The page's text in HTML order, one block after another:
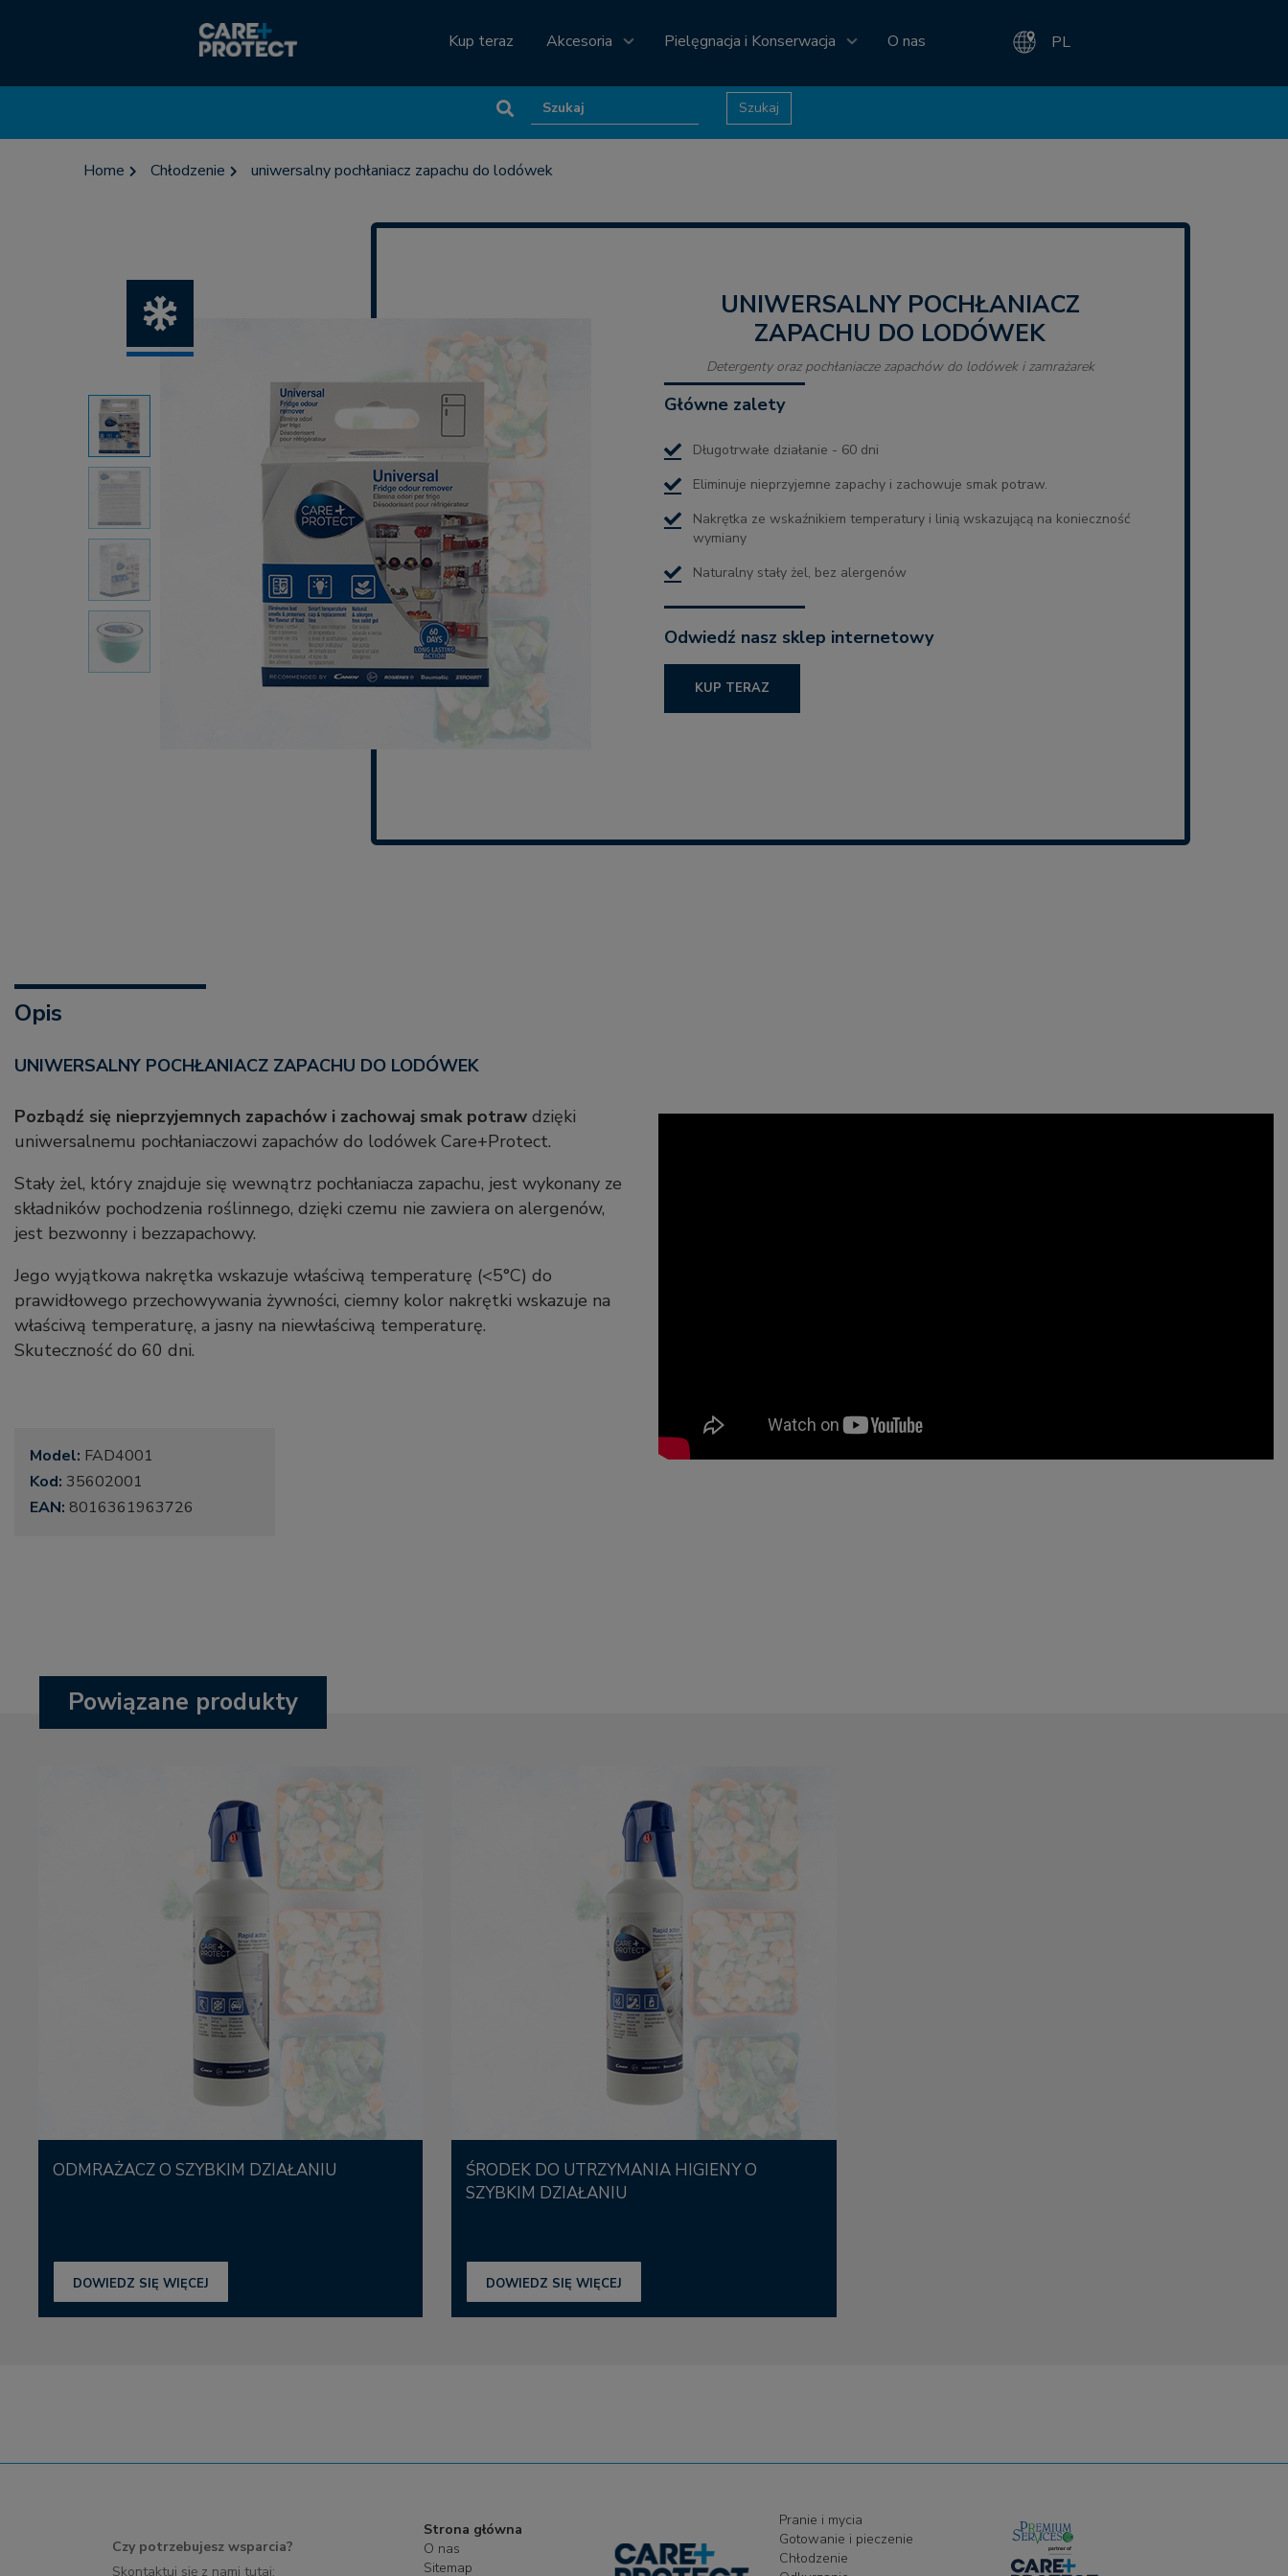
Kup teraz Akcesoria Pielęgnacja i Konserwacja O nas PL
Home Chłodzenie uniwersalny pochłaniacz zapachu do lodówek
UNIWERSALNY POCHŁANIACZ
ZAPACHU DO LODÓWEK
Detergenty oraz pochłaniacze zapachów do lodówek i zamrażarek
Główne zalety
Długotrwałe działanie - 60 dni
Eliminuje nieprzyjemne zapachy i zachowuje smak potraw.
Nakrętka ze wskaźnikiem temperatury i linią wskazującą na konieczność
wymiany
Naturalny stały żel, bez alergenów
Odwiedź nasz sklep internetowy
KUP TERAZ
Opis
UNIWERSALNY POCHŁANIACZ ZAPACHU DO LODÓWEK
Pozbądź się nieprzyjemnych zapachów i zachowaj smak potraw dzięki
uniwersalnemu pochłaniaczowi zapachów do lodówek Care+Protect.
Stały żel, który znajduje się wewnątrz pochłaniacza zapachu, jest wykonany ze
składników pochodzenia roślinnego, dzięki czemu nie zawiera on alergenów,
jest bezwonny i bezzapachowy.
Jego wyjątkowa nakrętka wskazuje właściwą temperaturę (<5°C) do
prawidłowego przechowywania żywności, ciemny kolor nakrętki wskazuje na
właściwą temperaturę, a jasny na niewłaściwą temperaturę.
Skuteczność do 60 dni.
Model: FAD4001
Kod: 35602001
EAN: 8016361963726
Powiązane produkty
ODMRAŻACZ O SZYBKIM DZIAŁANIU
DOWIEDZ SIĘ WIĘCEJ
ŚRODEK DO UTRZYMANIA HIGIENY O
SZYBKIM DZIAŁANIU
DOWIEDZ SIĘ WIĘCEJ
Czy potrzebujesz wsparcia?
Skontaktuj się z nami tutaj:
Strona główna
O nas
Sitemap
Pranie i mycia
Gotowanie i pieczenie
Chłodzenie